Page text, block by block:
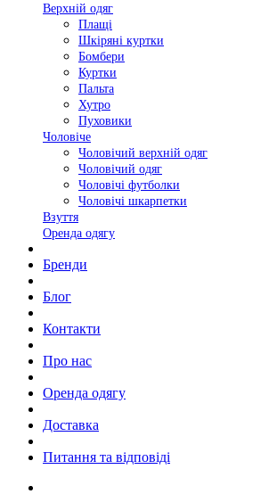
Верхній одяг
Плащі
Шкіряні куртки
Бомбери
Куртки
Пальта
Хутро
Пуховики
Чоловіче
Чоловічий верхній одяг
Чоловічий одяг
Чоловічі футболки
Чоловічі шкарпетки
Взуття
Оренда одягу
Бренди
Блог
Контакти
Про нас
Оренда одягу
Доставка
Питання та відповіді